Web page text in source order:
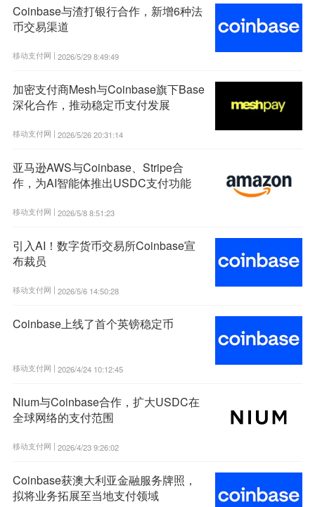
Coinbase与渣打银行合作，新增6种法
币交易渠道
移动支付网 | 2026/5/29 8:49:49
加密支付商Mesh与Coinbase旗下Base
深化合作，推动稳定币支付发展
移动支付网 | 2026/5/26 20:31:14
亚马逊AWS与Coinbase、Stripe合
作，为AI智能体推出USDC支付功能
移动支付网 | 2026/5/8 8:51:23
引入AI！数字货币交易所Coinbase宣
布裁员
移动支付网 | 2026/5/6 14:50:28
Coinbase上线了首个英镑稳定币
移动支付网 | 2026/4/24 10:12:45
Nium与Coinbase合作，扩大USDC在
全球网络的支付范围
移动支付网 | 2026/4/23 9:26:02
Coinbase获澳大利亚金融服务牌照，
拟将业务拓展至当地支付领域